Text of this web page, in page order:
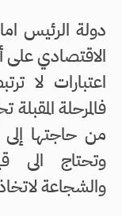
دولة الرئيس
الاقتصادي
اعتبارات لا
فالمرحلة
من حاجتها
وتحتاج الى
والشجاعة